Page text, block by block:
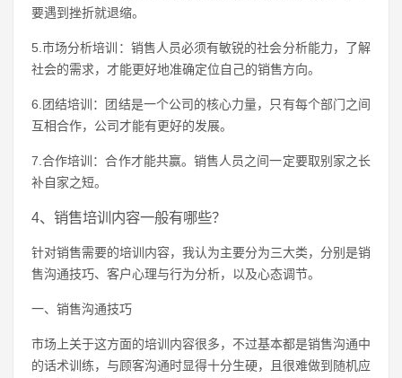
要遇到挫折就退缩。
5.市场分析培训：销售人员必须有敏锐的社会分析能力，了解
社会的需求，才能更好地准确定位自己的销售方向。
6.团结培训：团结是一个公司的核心力量，只有每个部门之间
互相合作，公司才能有更好的发展。
7.合作培训：合作才能共赢。销售人员之间一定要取别家之长
补自家之短。
4、销售培训内容一般有哪些？
针对销售需要的培训内容，我认为主要分为三大类，分别是销
售沟通技巧、客户心理与行为分析，以及心态调节。
一、销售沟通技巧
市场上关于这方面的培训内容很多，不过基本都是销售沟通中
的话术训练，与顾客沟通时显得十分生硬，且很难做到随机应